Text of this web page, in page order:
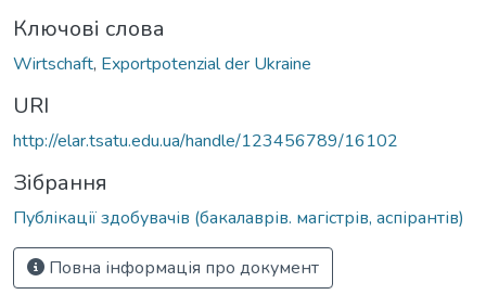
Ключові слова
Wirtschaft, Exportpotenzial der Ukraine
URI
http://elar.tsatu.edu.ua/handle/123456789/16102
Зібрання
Публікації здобувачів (бакалаврів. магістрів, аспірантів)
Повна інформація про документ